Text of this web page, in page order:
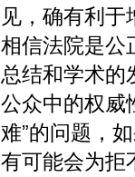
见，确有利
相信法院是公
总结和学术的
公众中的权威
难”的问题，
有可能会为拒